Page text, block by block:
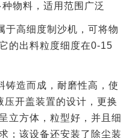
物料，适用范围广泛
于高细度制沙机，可将物
的出料粒度细度在0-15
铸造而成，耐磨性高，使
压开盖装置的设计，更换
立方体，粒型好，并且细
；该设备还安装了除尘装